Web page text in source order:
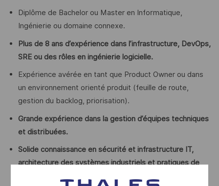
Diplôme de Bachelor ou Master en Informatique,
Ingénierie ou domaine connexe.
Plus de 8 ans d’expérience dans l’infrastructure, DevOps,
SRE ou des rôles en ingénierie logicielle.
Expérience avérée en tant que Product Owner ou dans
un environnement orienté produit (feuille de route,
gestion du backlog, priorisation).
Grande expérience dans la gestion d’équipes techniques
et distribuées.
Solide connaissance en sécurité et infrastructure IT,
architecture des systèmes industriels et pratiques de